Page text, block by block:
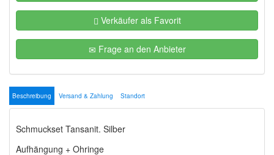
Verkäufer als Favorit
Frage an den Anbieter
Beschreibung Versand & Zahlung Standort